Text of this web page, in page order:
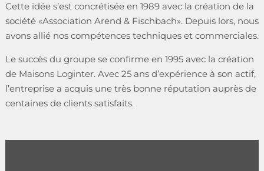
Cette idée s’est concrétisée en 1989 avec la création de la
société «Association Arend & Fischbach». Depuis lors, nous
avons allié nos compétences techniques et commerciales.
Le succès du groupe se confirme en 1995 avec la création
de Maisons Loginter. Avec 25 ans d’expérience à son actif,
l’entreprise a acquis une très bonne réputation auprès de
centaines de clients satisfaits.